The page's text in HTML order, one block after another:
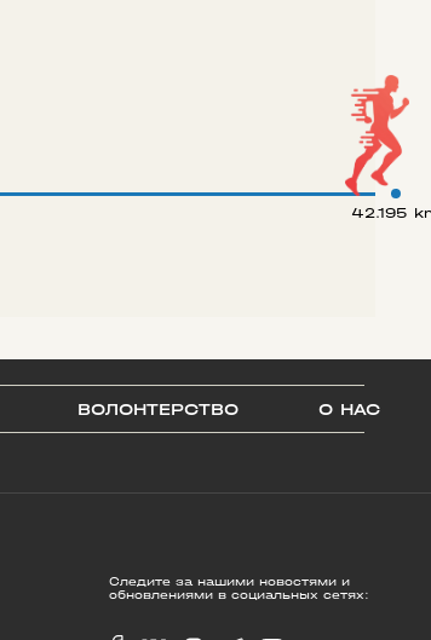
42.195
ВОЛОНТЕРСТВО О НАС
Следите за нашими новостями и
обновлениями в социальных сетях: